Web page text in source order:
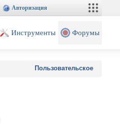
Авторизация
Инструменты Форумы
Пользовательское